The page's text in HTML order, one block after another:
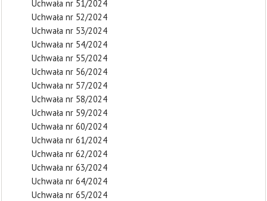
Uchwała nr 51/2024
Uchwała nr 52/2024
Uchwała nr 53/2024
Uchwała nr 54/2024
Uchwała nr 55/2024
Uchwała nr 56/2024
Uchwała nr 57/2024
Uchwała nr 58/2024
Uchwała nr 59/2024
Uchwała nr 60/2024
Uchwała nr 61/2024
Uchwała nr 62/2024
Uchwała nr 63/2024
Uchwała nr 64/2024
Uchwała nr 65/2024